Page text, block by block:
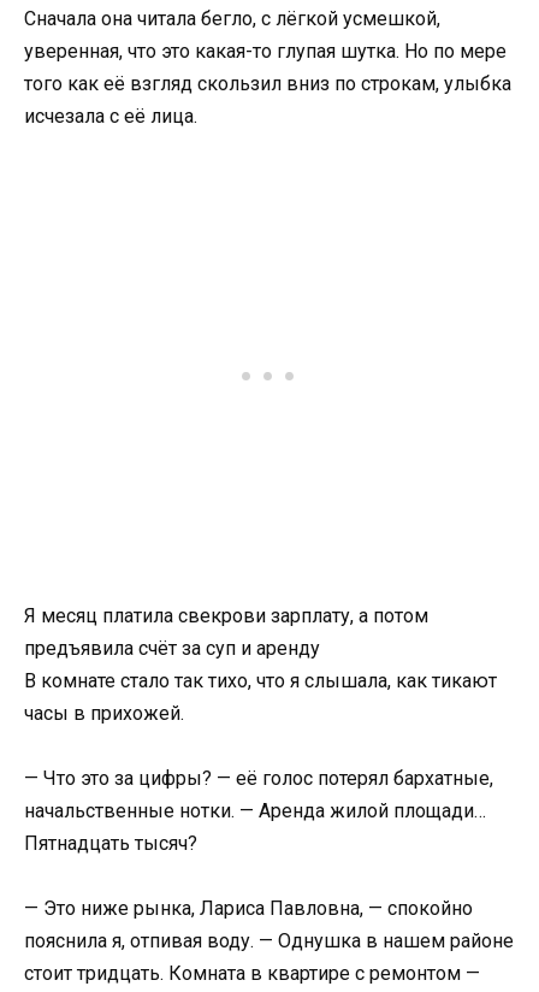
Сначала она читала бегло, с лёгкой усмешкой,
уверенная, что это какая-то глупая шутка. Но по мере
того как её взгляд скользил вниз по строкам, улыбка
исчезала с её лица.
Я месяц платила свекрови зарплату, а потом
предъявила счёт за суп и аренду
В комнате стало так тихо, что я слышала, как тикают
часы в прихожей.
— Что это за цифры? — её голос потерял бархатные,
начальственные нотки. — Аренда жилой площади…
Пятнадцать тысяч?
— Это ниже рынка, Лариса Павловна, — спокойно
пояснила я, отпивая воду. — Однушка в нашем районе
стоит тридцать. Комната в квартире с ремонтом —